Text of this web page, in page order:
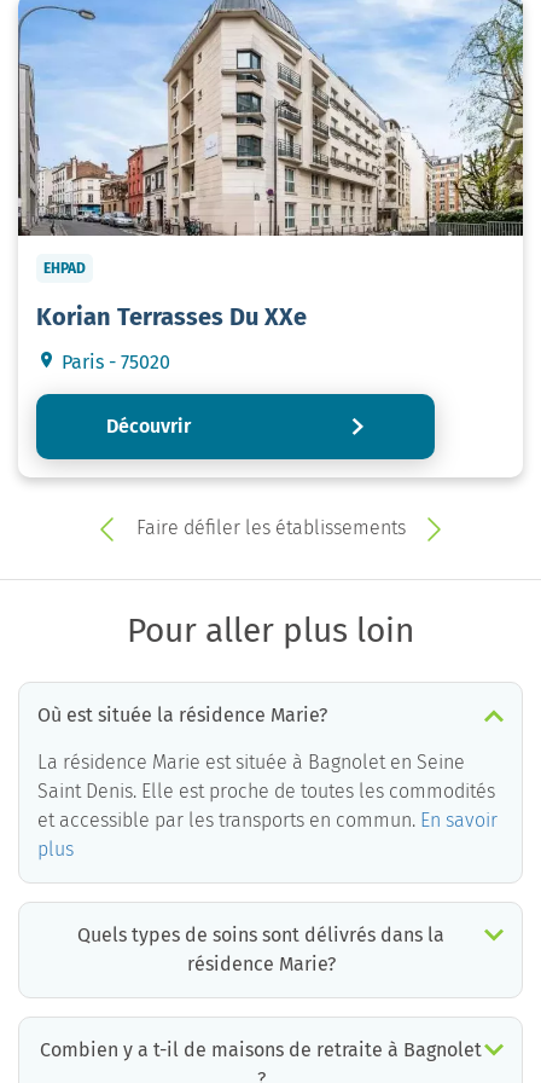
EHPAD
Korian Terrasses Du XXe
Paris - 75020
Découvrir
Faire défiler les établissements
Pour aller plus loin
Où est située la résidence Marie?
La résidence Marie est située à Bagnolet en Seine
Saint Denis. Elle est proche de toutes les commodités
et accessible par les transports en commun. En savoir
plus
Quels types de soins sont délivrés dans la
résidence Marie?
Combien y a t-il de maisons de retraite à Bagnolet